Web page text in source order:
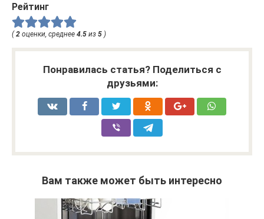
Рейтинг
( 2 оценки, среднее 4.5 из 5 )
Понравилась статья? Поделиться с
друзьями:
Вам также может быть интересно